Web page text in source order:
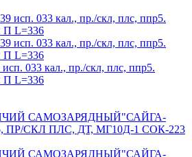
033 кал., пр./скл, плс, ппр5.
L=336